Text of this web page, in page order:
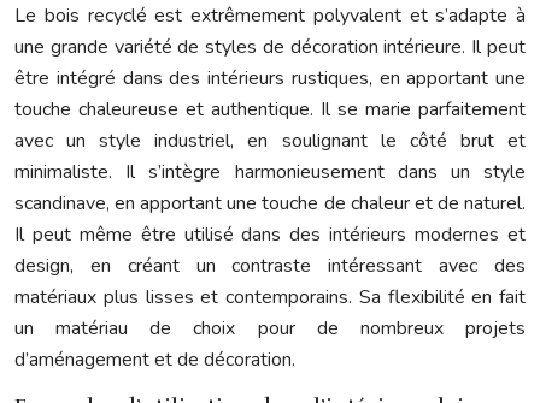
Le bois recyclé est extrêmement polyvalent et s’adapte à
une grande variété de styles de décoration intérieure. Il peut
être intégré dans des intérieurs rustiques, en apportant une
touche chaleureuse et authentique. Il se marie parfaitement
avec un style industriel, en soulignant le côté brut et
minimaliste. Il s’intègre harmonieusement dans un style
scandinave, en apportant une touche de chaleur et de naturel.
Il peut même être utilisé dans des intérieurs modernes et
design, en créant un contraste intéressant avec des
matériaux plus lisses et contemporains. Sa flexibilité en fait
un matériau de choix pour de nombreux projets
d’aménagement et de décoration.